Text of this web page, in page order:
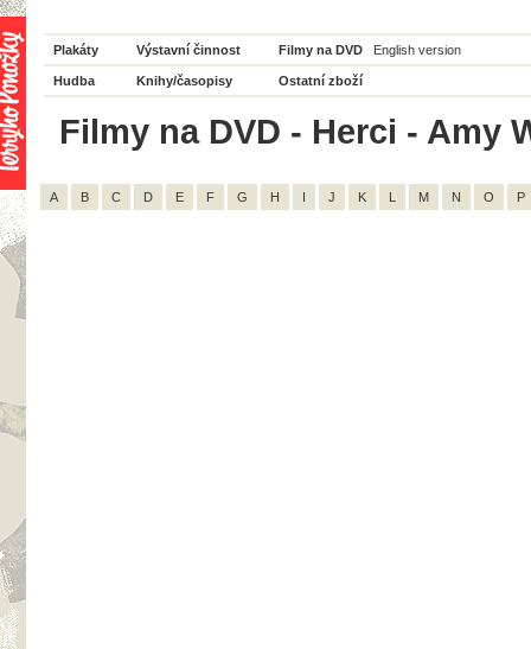
Plakáty Výstavní činnost Filmy na DVD English version
Hudba Knihy/časopisy Ostatní zboží
Filmy na DVD - Herci - Amy
A B C D E F G H I J K L M N O P